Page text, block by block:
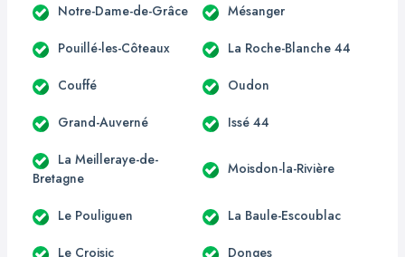
Notre-Dame-de-Grâce Mésanger
Pouillé-les-Côteaux La Roche-Blanche 44
Couffé Oudon
Grand-Auverné Issé 44
La Meilleraye-de-
Bretagne
Moisdon-la-Rivière
Le Pouliguen La Baule-Escoublac
Le Croisic Donges